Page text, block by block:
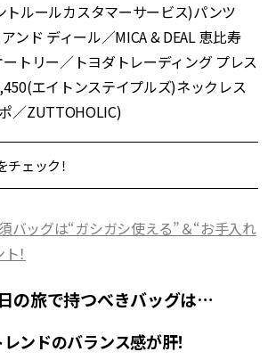
トルールカスタマーサービス)パンツ
ンド ディール／MICA & DEAL 恵比寿
トリー／トヨダトレーディング プレス
エイトンステイプルズ)ネックレス
／ZUTTOHOLIC)
ェック！
バッグは“ガシガシ使える”＆“お手入れ
！
の旅で持つべきバッグは…
ンドのバランス感が肝！